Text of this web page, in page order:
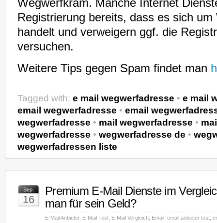
Wegwerfkram. Manche Internet
Registrierung bereits, dass es sich
handelt und verweigern ggf. die
versuchen.
Weitere Tips gegen Spam findet man
Tagged with: e mail wegwerfadresse • e mail
email wegwerfadresse • email
wegwerfadresse • mail wegwerfadresse •
wegwerfadresse • wegwerfadresse de •
wegwerfadressen liste
Sep.
16
Premium E-Mail Dienste im
man für sein Geld?
E-Mail Anbieter, E-Mail Test E-Mail Vergleich Email email anbieter test